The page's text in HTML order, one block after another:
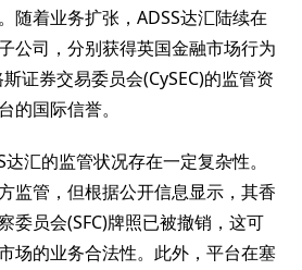
随着业务扩张，ADSS达汇陆续在
公司，分别获得英国金融市场行为
证券交易委员会(CySEC)的监管资
的国际信誉。
汇的监管状况存在一定复杂性。
监管，但根据公开信息显示，其香
委员会(SFC)牌照已被撤销，这可
场的业务合法性。此外，平台在塞